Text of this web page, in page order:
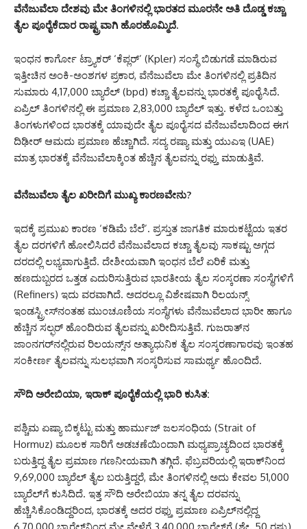
ವೆನೆಜುವೆಲಾ ದೇಶವು ಮೇ ತಿಂಗಳಿನಲ್ಲಿ ಭಾರತದ ಮೂರನೇ ಅತಿ ದೊಡ್ಡ ಕಚ್ಚಾ
ತೈಲ ಪೂರೈಕೆದಾರ ರಾಷ್ಟ್ರವಾಗಿ ಹೊರಹೊಮ್ಮಿದೆ.
ಇಂಧನ ಕಾರ್ಗೋ ಟ್ರ್ಯಾಕರ್ ‘ಕೆಪ್ಲರ್’ (Kpler) ಸಂಸ್ಥೆ ಬಿಡುಗಡೆ ಮಾಡಿರುವ
ಇತ್ತೀಚಿನ ಅಂಕಿ-ಅಂಶಗಳ ಪ್ರಕಾರ, ವೆನೆಜುವೆಲಾ ಮೇ ತಿಂಗಳಿನಲ್ಲಿ ಪ್ರತಿದಿನ
ಸುಮಾರು 4,17,000 ಬ್ಯಾರೆಲ್ (bpd) ಕಚ್ಚಾ ತೈಲವನ್ನು ಭಾರತಕ್ಕೆ ಪೂರೈಸಿದೆ.
ಏಪ್ರಿಲ್ ತಿಂಗಳಿನಲ್ಲಿ ಈ ಪ್ರಮಾಣ 2,83,000 ಬ್ಯಾರೆಲ್ ಇತ್ತು. ಕಳೆದ ಒಂಬತ್ತು
ತಿಂಗಳುಗಳಿಂದ ಭಾರತಕ್ಕೆ ಯಾವುದೇ ತೈಲ ಪೂರೈಸದ ವೆನೆಜುವೆಲಾದಿಂದ ಈಗ
ದಿಢೀರ್ ಆಮದು ಪ್ರಮಾಣ ಹೆಚ್ಚಾಗಿದೆ. ಸದ್ಯ ರಷ್ಯಾ ಮತ್ತು ಯುಎಇ (UAE)
ಮಾತ್ರ ಭಾರತಕ್ಕೆ ವೆನೆಜುವೆಲಾಕ್ಕಿಂತ ಹೆಚ್ಚಿನ ತೈಲವನ್ನು ರಫ್ತು ಮಾಡುತ್ತಿವೆ.
ವೆನೆಜುವೆಲಾ ತೈಲ ಖರೀದಿಗೆ ಮುಖ್ಯ ಕಾರಣವೇನು?
ಇದಕ್ಕೆ ಪ್ರಮುಖ ಕಾರಣ ‘ಕಡಿಮೆ ಬೆಲೆ’. ಪ್ರಸ್ತುತ ಜಾಗತಿಕ ಮಾರುಕಟ್ಟೆಯ ಇತರ
ತೈಲ ದರಗಳಿಗೆ ಹೋಲಿಸಿದರೆ ವೆನೆಜುವೆಲಾದ ಕಚ್ಚಾ ತೈಲವು ಸಾಕಷ್ಟು ಅಗ್ಗದ
ದರದಲ್ಲಿ ಲಭ್ಯವಾಗುತ್ತಿದೆ. ದೇಶೀಯವಾಗಿ ಇಂಧನ ಬೆಲೆ ಏರಿಕೆ ಮತ್ತು
ಹಣದುಬ್ಬರದ ಒತ್ತಡ ಎದುರಿಸುತ್ತಿರುವ ಭಾರತೀಯ ತೈಲ ಸಂಸ್ಕರಣಾ ಸಂಸ್ಥೆಗಳಿಗೆ
(Refiners) ಇದು ವರವಾಗಿದೆ. ಅದರಲ್ಲೂ ವಿಶೇಷವಾಗಿ ರಿಲಯನ್ಸ್
ಇಂಡಸ್ಟ್ರೀಸ್‌ನಂತಹ ಮುಂಚೂಣಿಯ ಸಂಸ್ಥೆಗಳು ವೆನೆಜುವೆಲಾದ ಭಾರೀ ಹಾಗೂ
ಹೆಚ್ಚಿನ ಸಲ್ಫರ್ ಹೊಂದಿರುವ ತೈಲವನ್ನು ಖರೀದಿಸುತ್ತಿವೆ. ಗುಜರಾತ್‌ನ
ಜಾಂನಗರ್‌ನಲ್ಲಿರುವ ರಿಲಯನ್ಸ್‌ನ ಅತ್ಯಾಧುನಿಕ ತೈಲ ಸಂಸ್ಕರಣಾಗಾರವು ಇಂತಹ
ಸಂಕೀರ್ಣ ತೈಲವನ್ನು ಸುಲಭವಾಗಿ ಸಂಸ್ಕರಿಸುವ ಸಾಮರ್ಥ್ಯ ಹೊಂದಿದೆ.
ಸೌದಿ ಅರೇಬಿಯಾ, ಇರಾಕ್ ಪೂರೈಕೆಯಲ್ಲಿ ಭಾರಿ ಕುಸಿತ:
ಪಶ್ಚಿಮ ಏಷ್ಯಾ ಬಿಕ್ಕಟ್ಟು ಮತ್ತು ಹಾರ್ಮುಜ್ ಜಲಸಂಧಿಯ (Strait of
Hormuz) ಮೂಲಕ ಸಾರಿಗೆ ಅಡಚಣೆಯಿಂದಾಗಿ ಮಧ್ಯಪ್ರಾಚ್ಯದಿಂದ ಭಾರತಕ್ಕೆ
ಬರುತ್ತಿದ್ದ ತೈಲ ಪ್ರಮಾಣ ಗಣನೀಯವಾಗಿ ತಗ್ಗಿದೆ. ಫೆಬ್ರವರಿಯಲ್ಲಿ ಇರಾಕ್‌ನಿಂದ
9,69,000 ಬ್ಯಾರೆಲ್ ತೈಲ ಬರುತ್ತಿದ್ದರೆ, ಮೇ ತಿಂಗಳಿನಲ್ಲಿ ಅದು ಕೇವಲ 51,000
ಬ್ಯಾರೆಲ್‌ಗೆ ಕುಸಿದಿದೆ. ಇತ್ತ ಸೌದಿ ಅರೇಬಿಯಾ ತನ್ನ ತೈಲ ದರವನ್ನು
ಹೆಚ್ಚಿಸಿಕೊಂಡಿದ್ದರಿಂದ, ಭಾರತಕ್ಕೆ ಅದರ ರಫ್ತು ಪ್ರಮಾಣ ಏಪ್ರಿಲ್‌ನಲ್ಲಿದ್ದ